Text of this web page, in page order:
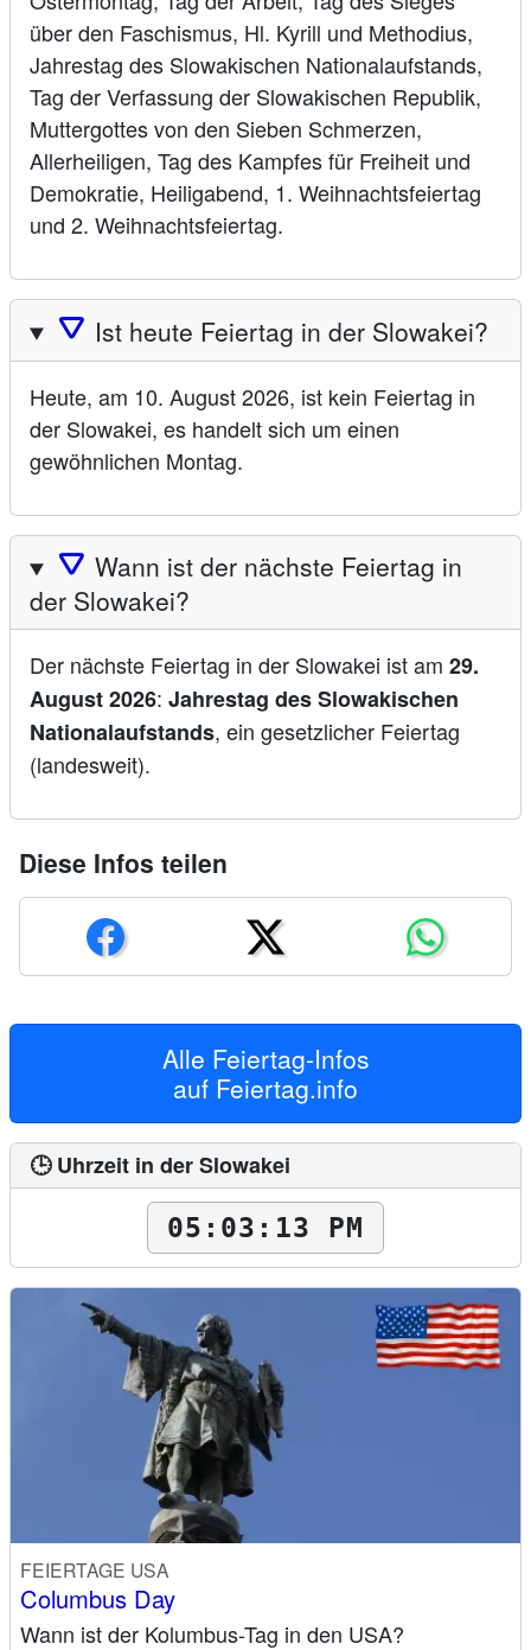
über den Faschismus, Hl. Kyrill und Methodius,
Jahrestag des Slowakischen Nationalaufstands,
Tag der Verfassung der Slowakischen Republik,
Muttergottes von den Sieben Schmerzen,
Allerheiligen, Tag des Kampfes für Freiheit und
Demokratie, Heiligabend, 1. Weihnachtsfeiertag
und 2. Weihnachtsfeiertag.
🛆 Ist heute Feiertag in der Slowakei?
Heute, am 10. August 2026, ist kein Feiertag in
der Slowakei, es handelt sich um einen
gewöhnlichen Montag.
🛆 Wann ist der nächste Feiertag in
der Slowakei?
Der nächste Feiertag in der Slowakei ist am 29.
August 2026: Jahrestag des Slowakischen
Nationalaufstands, ein gesetzlicher Feiertag
(landesweit).
Diese Infos teilen
Alle Feiertag-Infos
auf Feiertag.info
🕒 Uhrzeit in der Slowakei
05:03:14 PM
FEIERTAGE USA
Columbus Day
Wann ist der Kolumbus-Tag in den USA?